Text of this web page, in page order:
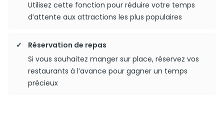
Utilisez cette fonction pour réduire votre temps
d’attente aux attractions les plus populaires
Réservation de repas
Si vous souhaitez manger sur place, réservez vos
restaurants à l’avance pour gagner un temps
précieux